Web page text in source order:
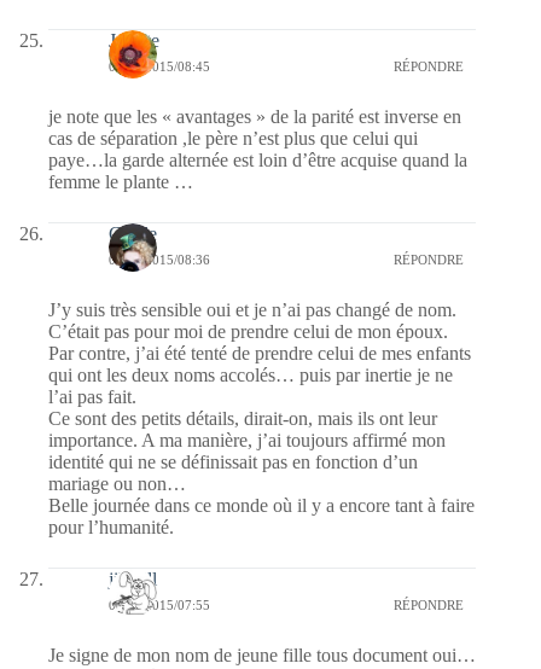
Josette
01/07/2015/08:45 RÉPONDRE
je note que les « avantages » de la parité est inverse en
cas de séparation ,le père n’est plus que celui qui
paye…la garde alternée est loin d’être acquise quand la
femme le plante …
Cécile
01/07/2015/08:36 RÉPONDRE
J’y suis très sensible oui et je n’ai pas changé de nom.
C’était pas pour moi de prendre celui de mon époux.
Par contre, j’ai été tenté de prendre celui de mes enfants
qui ont les deux noms accolés… puis par inertie je ne
l’ai pas fait.
Ce sont des petits détails, dirait-on, mais ils ont leur
importance. A ma manière, j’ai toujours affirmé mon
identité qui ne se définissait pas en fonction d’un
mariage ou non…
Belle journée dans ce monde où il y a encore tant à faire
pour l’humanité.
jill bill
01/07/2015/07:55 RÉPONDRE
Je signe de mon nom de jeune fille tous document oui…